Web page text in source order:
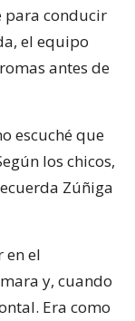
para conducir
el equipo
antes de
escuché que
los chicos,
Zúñiga
en el
y, cuando
Era como